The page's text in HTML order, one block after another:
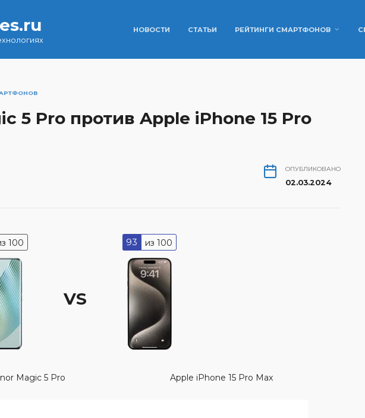
НОВОСТИ СТАТЬИ РЕЙТИНГИ СМАРТФОНОВ
5 Pro против Apple iPhone 15 Pro
ОПУБЛИКОВАНО
02.03.2024
100
VS
93 из 100
Magic 5 Pro Apple iPhone 15 Pro Max